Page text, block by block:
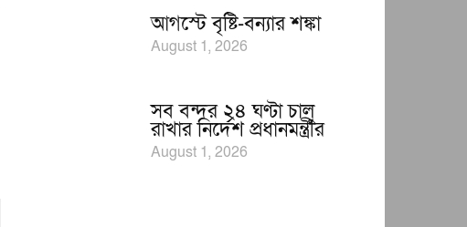
আগস্টে বৃষ্টি-বন্যার শঙ্কা
August 1, 2026
সব বন্দর ২৪ ঘণ্টা চালু
রাখার নির্দেশ প্রধানমন্ত্রীর
August 1, 2026